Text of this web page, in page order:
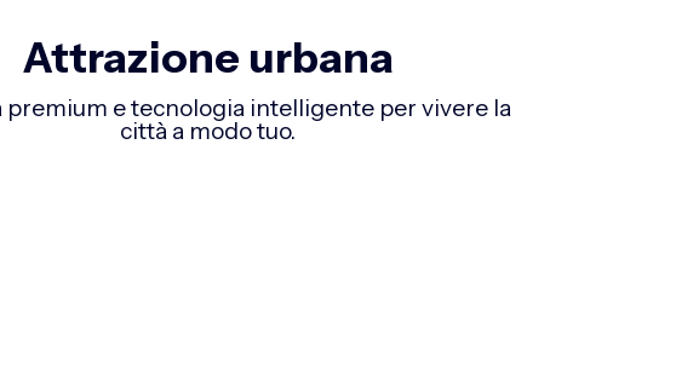
Attrazione urbana
premium e tecnologia intelligente per vivere la
città a modo tuo.